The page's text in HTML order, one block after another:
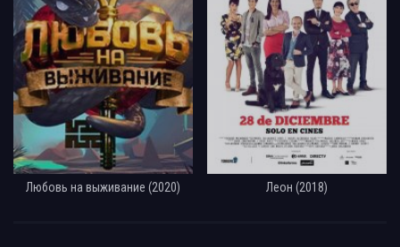
Любовь на выживание (2020) Леон (2018)